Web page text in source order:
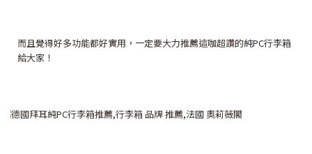
而且覺得好多功能都好實用，一定要大力推薦這咖超讚的純PC行李箱
給大家！